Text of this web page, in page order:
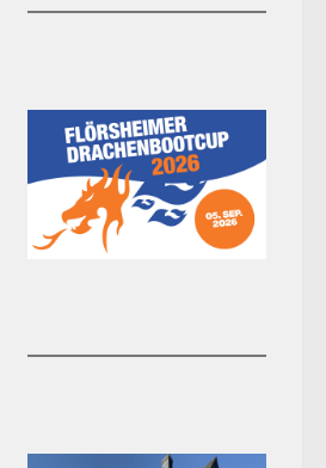
0
Kolpingfamilie Hochheim